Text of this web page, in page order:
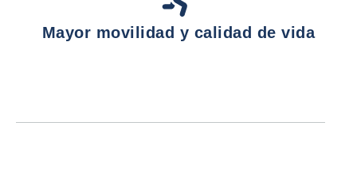
Mayor movilidad y calidad de vida